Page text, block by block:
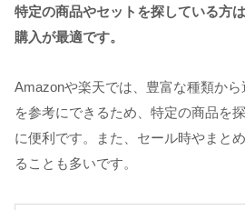
特定の商品やセットを探している方
購入が最適です。
Amazonや楽天では、豊富な種類か
を参考にできるため、特定の商品を
に便利です。また、セール時やまと
ることも多いです。